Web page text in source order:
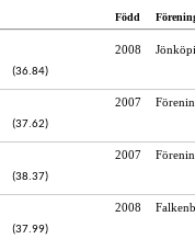
Född
2008
(36.84)
2007
(37.62)
2007
(38.37)
2008
(37.99)